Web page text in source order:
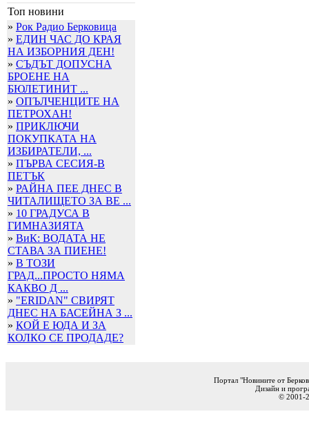
Топ новини
» Рок Радио Берковица
» ЕДИН ЧАС ДО КРАЯ
НА ИЗБОРНИЯ ДЕН!
» СЪДЪТ ДОПУСНА
БРОЕНЕ НА
БЮЛЕТИНИТ ...
» ОПЪЛЧЕНЦИТЕ НА
ПЕТРОХАН!
» ПРИКЛЮЧИ
ПОКУПКАТА НА
ИЗБИРАТЕЛИ, ...
» ПЪРВА СЕСИЯ-В
ПЕТЪК
» РАЙНА ПЕЕ ДНЕС В
ЧИТАЛИЩЕТО ЗА ВЕ ...
» 10 ГРАДУСА В
ГИМНАЗИЯТА
» ВиК: ВОДАТА НЕ
СТАВА ЗА ПИЕНЕ!
» В ТОЗИ
ГРАД...ПРОСТО НЯМА
КАКВО Д ...
» "ERIDAN" СВИРЯТ
ДНЕС НА БАСЕЙНА З ...
» КОЙ Е ЮДА И ЗА
КОЛКО СЕ ПРОДАДЕ?
Портал "Новините от
Дизайн и
© 2001-